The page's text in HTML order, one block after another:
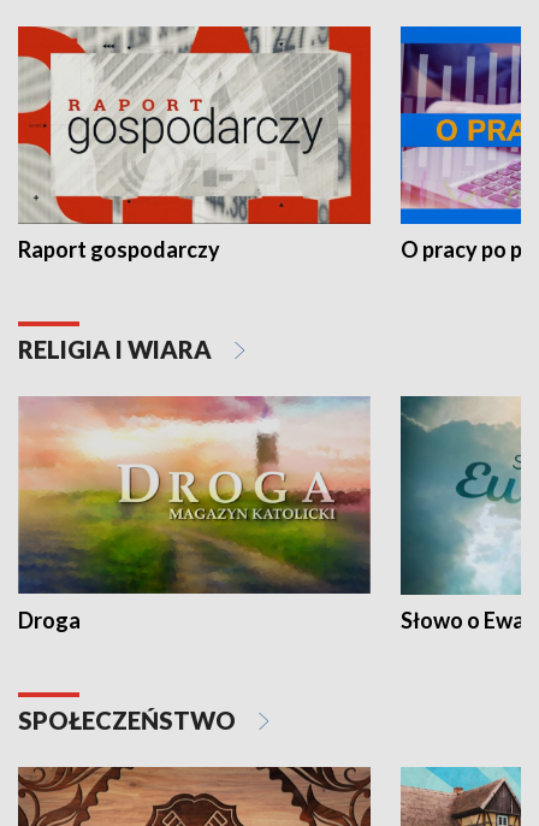
Raport gospodarczy O pracy po
RELIGIA I WIARA
Droga Słowo o
SPOŁECZEŃSTWO